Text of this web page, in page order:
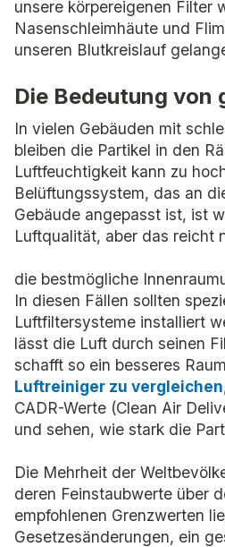
unsere körpereigenen Filter
Nasenschleimhäute und
unseren Blutkreislauf
Die Bedeutung
In vielen Gebäuden mit
bleiben die Partikel in den
Luftfeuchtigkeit kann zu
Belüftungssystem, das an
Gebäude angepasst ist, ist
Luftqualität, aber das reicht
die bestmögliche
In diesen Fällen sollten
Luftfiltersysteme installiert
lässt die Luft durch seinen
schafft so ein besseres
Luftreiniger zu vergleichen
CADR-Werte (Clean Air
und sehen, wie stark die
Die Mehrheit der
deren Feinstaubwerte über
empfohlenen Grenzwerten
Gesetzesänderungen, ein